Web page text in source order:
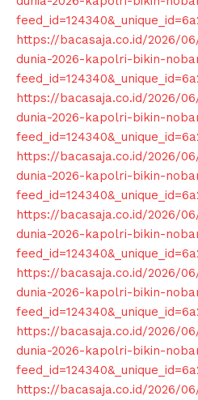
https://bacasaja.co.id/2026/
dunia-2026-kapolri-bikin-
https://bacasaja.co.id/2026/
dunia-2026-kapolri-bikin-
https://bacasaja.co.id/2026/
dunia-2026-kapolri-bikin-
https://bacasaja.co.id/2026/
dunia-2026-kapolri-bikin-
https://bacasaja.co.id/2026/
dunia-2026-kapolri-bikin-
https://bacasaja.co.id/2026/
dunia-2026-kapolri-bikin-
https://bacasaja.co.id/2026/